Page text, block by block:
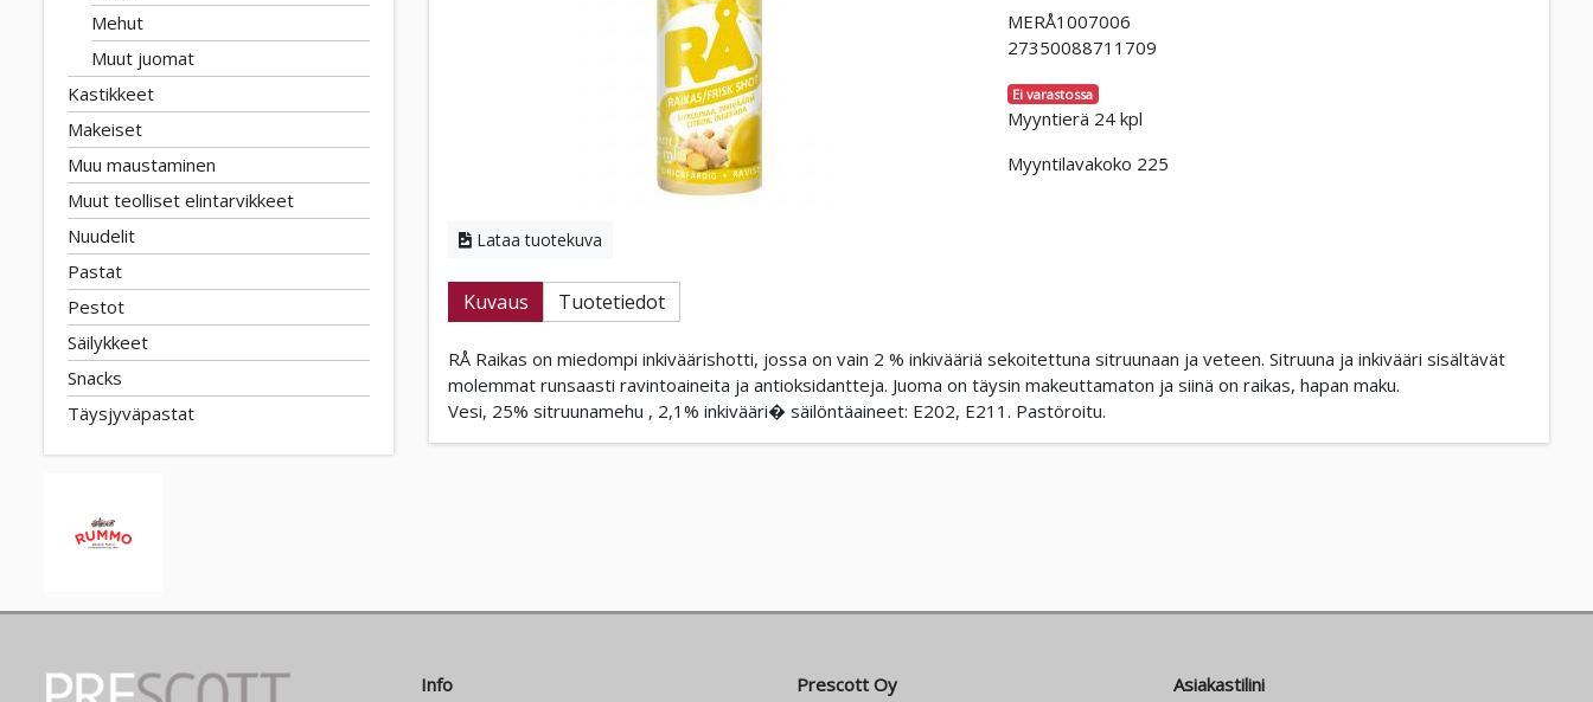
Mehut
Muut juomat
Kastikkeet
Makeiset
Muu maustaminen
Muut teolliset elintarvikkeet
Nuudelit
Pastat
Pestot
Säilykkeet
Snacks
Täysjyväpastat
Lataa tuotekuva
MERÅ1007006
27350088711709
Ei varastossa
Myyntierä 24 kpl
Myyntilavakoko 225
Kuvaus Tuotetiedot
RÅ Raikas on miedompi inkiväärishotti, jossa on vain 2 % inkivääriä sekoitettuna sitruunaan ja veteen. Sitruuna ja inkivääri sisältävät
molemmat runsaasti ravintoaineita ja antioksidantteja. Juoma on täysin makeuttamaton ja siinä on raikas, hapan maku.
Vesi, 25% sitruunamehu , 2,1% inkivääri� säilöntäaineet: E202, E211. Pastöroitu.
Info Prescott Oy Asiakastilini